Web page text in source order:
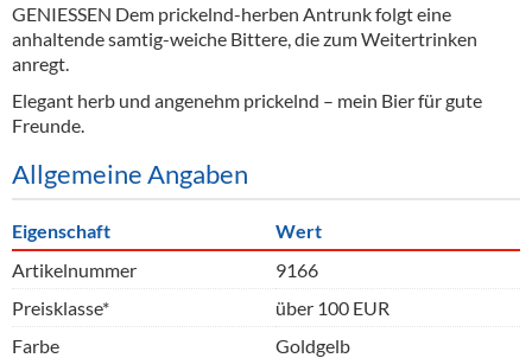
GENIESSEN Dem prickelnd-herben Antrunk folgt eine
anhaltende samtig-weiche Bittere, die zum Weitertrinken
anregt.
Elegant herb und angenehm prickelnd – mein Bier für gute
Freunde.
Allgemeine Angaben
Eigenschaft
Wert
Artikelnummer
9166
Preisklasse*
über 100 EUR
Farbe
Goldgelb